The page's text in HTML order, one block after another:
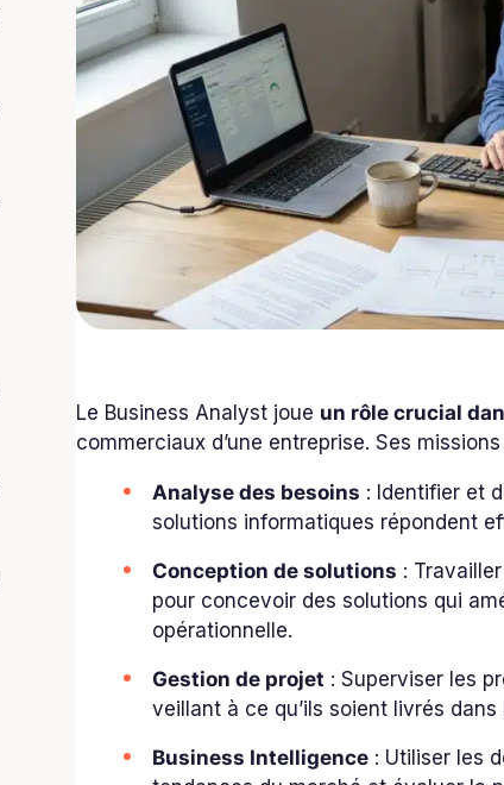
Le Business Analyst joue un rôle crucial
commerciaux d’une entreprise. Ses
Analyse des besoins : Identifier et
solutions informatiques répondent
Conception de solutions :
pour concevoir des solutions qui
opérationnelle.
Gestion de projet : Superviser les
veillant à ce qu’ils soient livrés
Business Intelligence : Utiliser les